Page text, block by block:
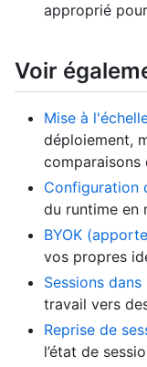
approprié
Voir
Mise à
déploiement,
comparaisons
Configuration
du runtime en
BYOK
vos propres
Sessions
travail vers
Reprise de
l’état de